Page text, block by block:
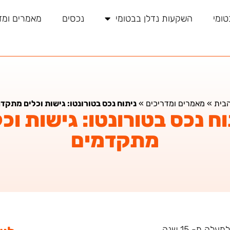
השקעות נדלן בבטומי נכסים מאמרים
» מאמרים ומדריכים » ניתוח נכס בטורונטו: גישות וכלים
נכס בטורונטו: גישות
מתקדמים